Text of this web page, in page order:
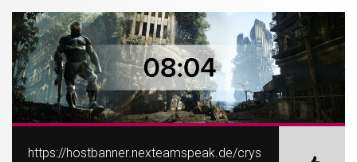
https://hostbanner.nexteamspeak.de/crys